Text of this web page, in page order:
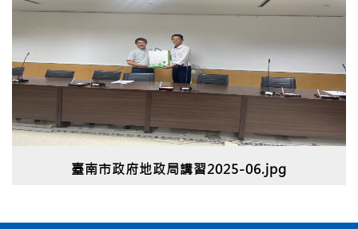
臺南市政府地政局講習2025-06.jpg